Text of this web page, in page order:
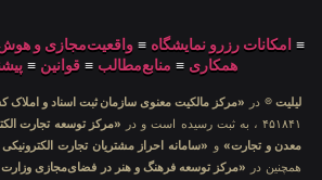
≡ امکانات رزرو نمایشگاه ≡واقعیت‌مجازی و
همکاری ≡ منابع‌مطالب ≡ قوانین ≡
لیلیت® در «مرکز مالکیت معنوی سازمان ثبت اسناد و املاک
۴۵۱۸۴۱ ، به ثبت رسیده است و در
«مرکز توسعه تجارت
معدن و تجارت»و «سامانه احراز مشتریان تجارت الکترونیکی
همچنین در «مرکز توسعه فرهنگ و هنر در فضای‌مجازی